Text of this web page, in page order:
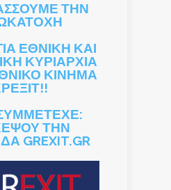
ΤΗΝ
ΕΘΝΙΚΗ ΚΑΙ
ΚΥΡΙΑΡΧΙΑ
ΚΙΝΗΜΑ
ΤΗΝ
GREXIT.GR